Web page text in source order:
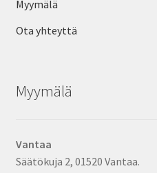
Myymälä
Ota yhteyttä
Myymälä
Vantaa
Säätökuja 2, 01520 Vantaa.